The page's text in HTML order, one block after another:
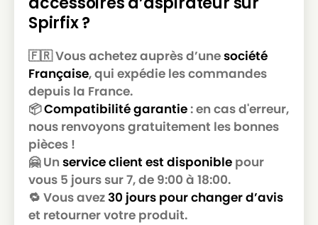
Spirfix ?
🇫🇷 Vous achetez auprès d’unesociété
Française, qui expédie les commandes
depuis la France.
📦Compatibilité garantie: en cas d'erreur,
nous renvoyons gratuitement les bonnes
pièces !
🤗 Un service client est disponible pour
vous 5 jours sur 7, de 9:00 à 18:00.
🔁 Vous avez30 jours pour changer d’avis
et retourner votre produit.